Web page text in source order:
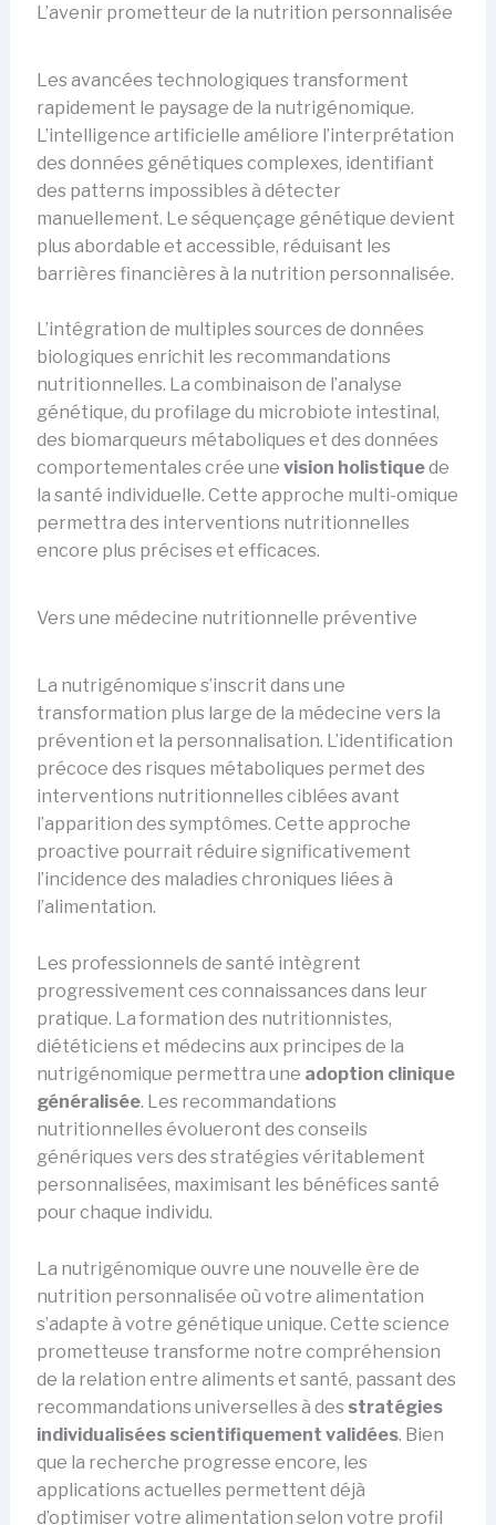
L’avenir prometteur de la nutrition personnalisée
Les avancées technologiques transforment
rapidement le paysage de la nutrigénomique.
L’intelligence artificielle améliore l’interprétation
des données génétiques complexes, identifiant
des patterns impossibles à détecter
manuellement. Le séquençage génétique devient
plus abordable et accessible, réduisant les
barrières financières à la nutrition personnalisée.
L’intégration de multiples sources de données
biologiques enrichit les recommandations
nutritionnelles. La combinaison de l’analyse
génétique, du profilage du microbiote intestinal,
des biomarqueurs métaboliques et des données
comportementales crée une vision holistiquede
la santé individuelle. Cette approche multi-omique
permettra des interventions nutritionnelles
encore plus précises et efficaces.
Vers une médecine nutritionnelle préventive
La nutrigénomique s’inscrit dans une
transformation plus large de la médecine vers la
prévention et la personnalisation. L’identification
précoce des risques métaboliques permet des
interventions nutritionnelles ciblées avant
l’apparition des symptômes. Cette approche
proactive pourrait réduire significativement
l’incidence des maladies chroniques liées à
l’alimentation.
Les professionnels de santé intègrent
progressivement ces connaissances dans leur
pratique. La formation des nutritionnistes,
diététiciens et médecins aux principes de la
nutrigénomique permettra une adoption clinique
généralisée. Les recommandations
nutritionnelles évolueront des conseils
génériques vers des stratégies véritablement
personnalisées, maximisant les bénéfices santé
pour chaque individu.
La nutrigénomique ouvre une nouvelle ère de
nutrition personnalisée où votre alimentation
s’adapte à votre génétique unique. Cette science
prometteuse transforme notre compréhension
de la relation entre aliments et santé, passant des
recommandations universelles à des stratégies
individualisées scientifiquement validées. Bien
que la recherche progresse encore, les
applications actuelles permettent déjà
d’optimiser votre alimentation selon votre profil